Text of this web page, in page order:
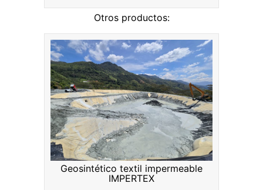
Otros productos:
Geosintético textil impermeable
IMPERTEX